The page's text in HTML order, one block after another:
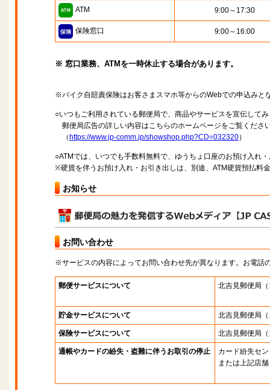
ATM 9:00～17:30
保険窓口 9:00～16:00
※ 窓口業務、ATMを一時休止する場合があります。
※バイク自賠責保険はお客さまスマホ等からのWebでの申込みと
○いつもご利用されている郵便局で、商品やサービスを宣伝して
郵便局広告の詳しい内容はこちらのホームページをご覧くださ
（ https://www.jp-comm.jp/showshop.php?CD=032320）
○ATMでは、いつでも手数料無料で、ゆうちょ口座のお預け入れ
※硬貨を伴うお預け入れ・お引き出しは、別途、ATM硬貨預払料
お知らせ
お問い合わせ
※サービスの内容によってお問い合わせ先が異なります。お電話
郵便サービスについて 北吉見郵便局
貯金サービスについて 北吉見郵便局
保険サービスについて 北吉見郵便局
通帳やカードの紛失・盗難に伴うお取引の停止
カード紛失セ
または上記店舗